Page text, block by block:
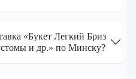
«Букет Легкий Бриз
и др.» по Минску?